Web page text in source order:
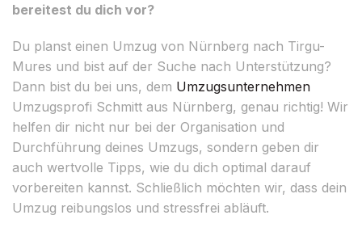
bereitest du dich vor?
Du planst einen Umzug von Nürnberg nach Tirgu-
Mures und bist auf der Suche nach Unterstützung?
Dann bist du bei uns, dem Umzugsunternehmen
Umzugsprofi Schmitt aus Nürnberg, genau richtig! Wir
helfen dir nicht nur bei der Organisation und
Durchführung deines Umzugs, sondern geben dir
auch wertvolle Tipps, wie du dich optimal darauf
vorbereiten kannst. Schließlich möchten wir, dass dein
Umzug reibungslos und stressfrei abläuft.